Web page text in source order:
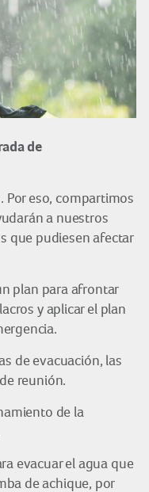
de
Por eso, compartimos
a nuestros
que pudiesen afectar
plan para afrontar
y aplicar el plan
de evacuación, las
reunión.
de la
evacuar el agua que
de achique, por